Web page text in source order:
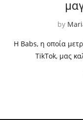
by
H Βabs, η οποία
TikTok, μας